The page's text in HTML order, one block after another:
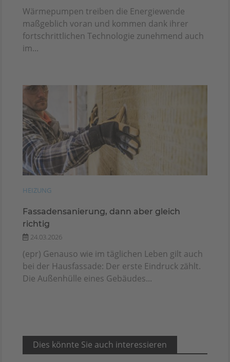
Wärmepumpen treiben die Energiewende
maßgeblich voran und kommen dank ihrer
fortschrittlichen Technologie zunehmend auch
im...
HEIZUNG
Fassadensanierung, dann aber gleich
richtig
24.03.2026
(epr) Genauso wie im täglichen Leben gilt auch
bei der Hausfassade: Der erste Eindruck zählt.
Die Außenhülle eines Gebäudes...
Dies könnte Sie auch interessieren